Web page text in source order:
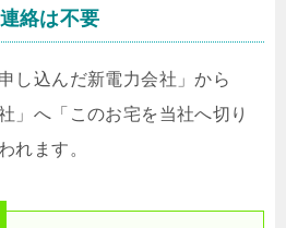
絡は不要
し込んだ新電力会社」から
」へ「このお宅を当社へ切り
れます。